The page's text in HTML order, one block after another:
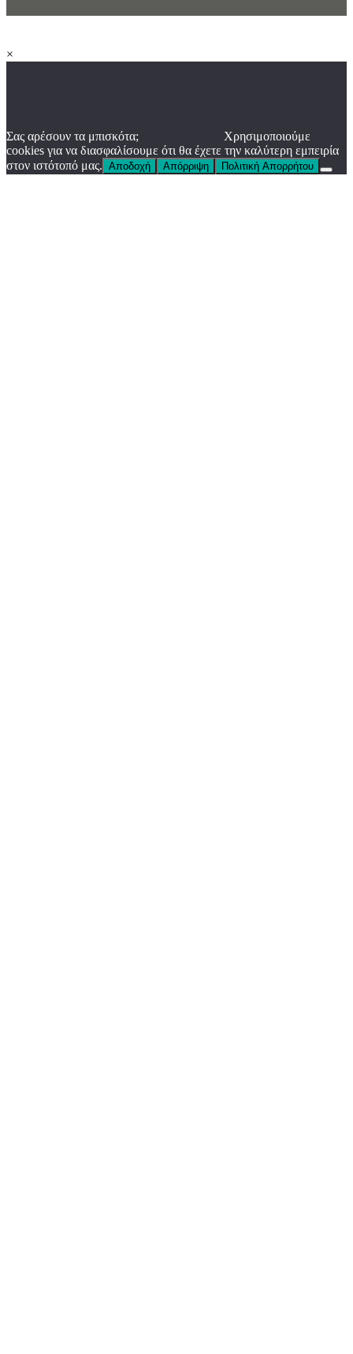
×
Σας αρέσουν τα μπισκότα;
Χρησιμοποιούμε
cookies για να διασφαλίσουμε ότι θα έχετε την καλύτερη εμπειρία
στον ιστότοπό μας. Αποδοχή Απόρριψη Πολιτική Απορρήτου